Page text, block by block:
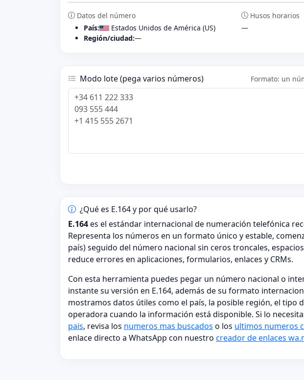
Datos del número
País:
Estados Unidos de América (US)
Región/ciudad:—
Husos horarios
—
Modo lote (pega varios números) Formato: un
¿Qué es E.164 y por qué usarlo?
E.164es el estándar internacional de numeración telefónica
Representa los números en un formato único y estable,
país) seguido del número nacional sin ceros troncales,
reduce errores en aplicaciones, formularios, enlaces y CRMs.
Con esta herramienta puedes pegar un número nacional o
instante su versión en E.164, además de su formato
mostramos datos útiles como el país, la posible región, el tipo
operadora cuando la información está disponible. Si lo
pais, revisa los numeros mas buscados o los ultimos numeros
enlace directo a WhatsApp con nuestro creador de enlaces